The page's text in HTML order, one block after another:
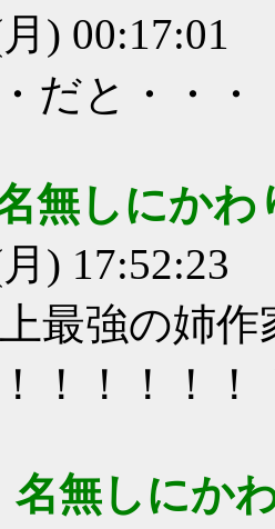
) 00:17:01
だと・・・
無しにか
) 17:52:23
最強の姉作
！！！！！
名無しにか